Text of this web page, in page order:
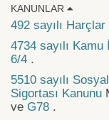
KANUNLAR
492 sayılı
4734 sayılı
6/4 .
5510 sayılı
Sigortası Kanunu
ve G78 .